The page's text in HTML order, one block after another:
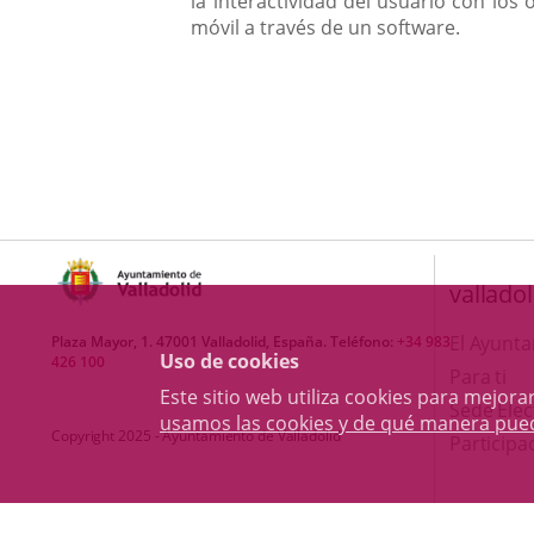
Uso de cookies
Este sitio web utiliza cookies para
usamos las cookies y de qué manera
móvil a través de un software.
Plaza Mayor, 1. 47001 Valladolid, España. Teléfono: +34 983
426 100
Copyright 2025 - Ayuntamiento de Valladolid
Sede